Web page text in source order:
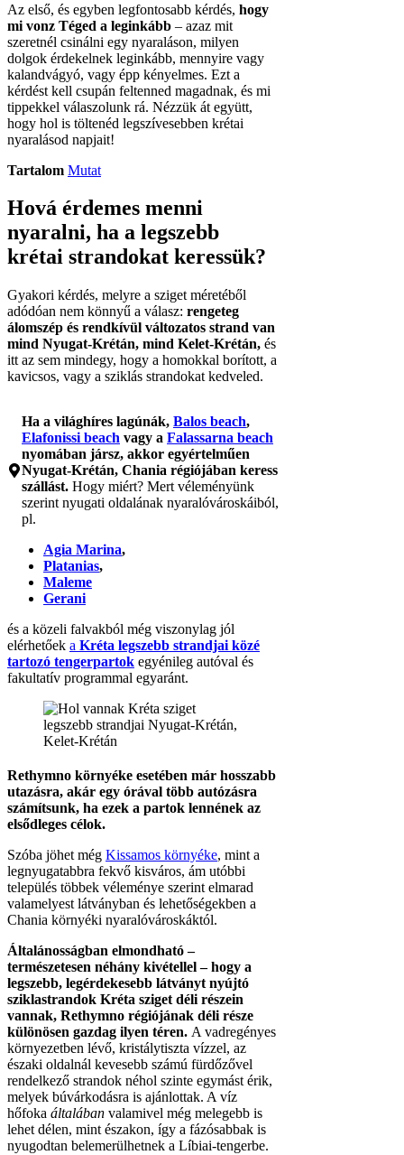
Az első, és egyben legfontosabb kérdés, hogy
mi vonz Téged a leginkább – azaz mit
szeretnél csinálni egy nyaraláson, milyen
dolgok érdekelnek leginkább, mennyire vagy
kalandvágyó, vagy épp kényelmes. Ezt a
kérdést kell csupán feltenned magadnak, és mi
tippekkel válaszolunk rá. Nézzük át együtt,
hogy hol is töltenéd legszívesebben krétai
nyaralásod napjait!
Tartalom Mutat
Hová érdemes menni
nyaralni, ha a legszebb
krétai strandokat keressük?
Gyakori kérdés, melyre a sziget méretéből
adódóan nem könnyű a válasz: rengeteg
álomszép és rendkívül változatos strand van
mind Nyugat-Krétán, mind Kelet-Krétán, és
itt az sem mindegy, hogy a homokkal borított, a
kavicsos, vagy a sziklás strandokat kedveled.
Ha a világhíres lagúnák, Balos beach,
Elafonissi beach vagy a Falassarna beach
nyomában jársz, akkor egyértelműen
Nyugat-Krétán, Chania régiójában keress
szállást. Hogy miért? Mert véleményünk
szerint nyugati oldalának nyaralóvároskáiból,
pl.
Agia Marina,
Platanias,
Maleme
Gerani
és a közeli falvakból még viszonylag jól
elérhetőek a Kréta legszebb strandjai közé
tartozó tengerpartok egyénileg autóval és
fakultatív programmal egyaránt.
Rethymno környéke esetében már hosszabb
utazásra, akár egy órával több autózásra
számítsunk, ha ezek a partok lennének az
elsődleges célok.
Szóba jöhet még Kissamos környéke, mint a
legnyugatabbra fekvő kisváros, ám utóbbi
település többek véleménye szerint elmarad
valamelyest látványban és lehetőségekben a
Chania környéki nyaralóvároskáktól.
Általánosságban elmondható –
természetesen néhány kivétellel – hogy a
legszebb, legérdekesebb látványt nyújtó
sziklastrandok Kréta sziget déli részein
vannak, Rethymno régiójának déli része
különösen gazdag ilyen téren. A vadregényes
környezetben lévő, kristálytiszta vízzel, az
északi oldalnál kevesebb számú fürdőzővel
rendelkező strandok néhol szinte egymást érik,
melyek búvárkodásra is ajánlottak. A víz
hőfoka általában valamivel még melegebb is
lehet délen, mint északon, így a fázósabbak is
nyugodtan belemerülhetnek a Líbiai-tengerbe.